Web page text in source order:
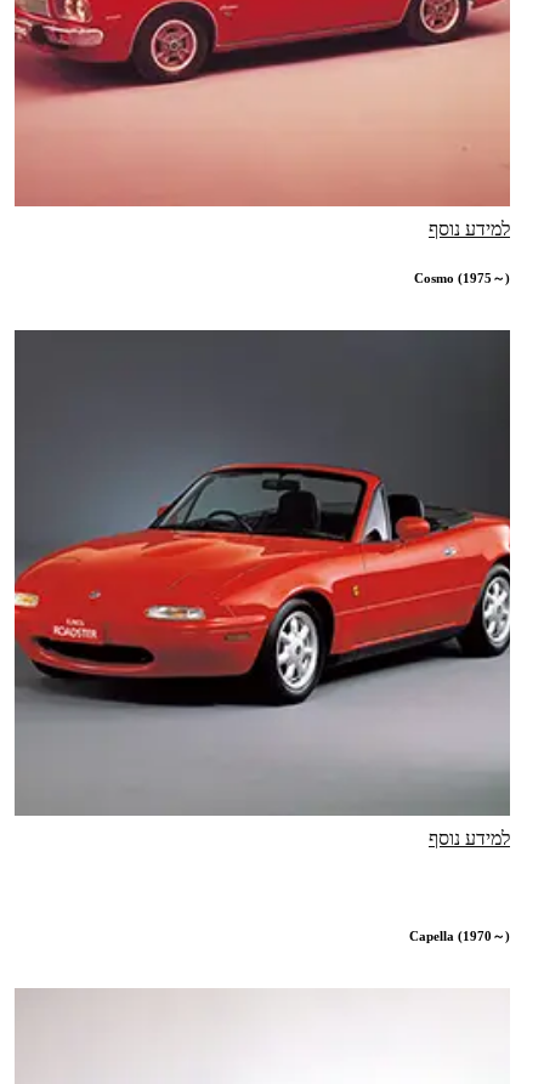
למידע נוסף
Cosmo (1975～)
למידע נוסף
Capella (1970～)